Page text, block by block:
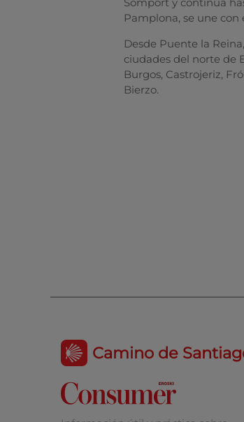
Pamplona, se une con
Desde Puente la
ciudades del norte de
Burgos, Castrojeriz,
Bierzo.
Camino de